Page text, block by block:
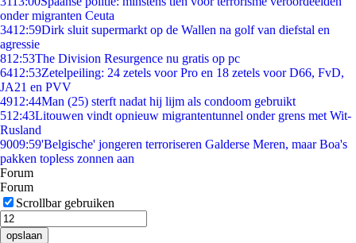
onder migranten Ceuta
3412:59Dirk sluit supermarkt op de Wallen na golf van diefstal en
agressie
812:53The Division Resurgence nu gratis op pc
6412:53Zetelpeiling: 24 zetels voor Pro en 18 zetels voor D66, FvD,
JA21 en PVV
4912:44Man (25) sterft nadat hij lijm als condoom gebruikt
512:43Litouwen vindt opnieuw migrantentunnel onder grens met Wit-
Rusland
9009:59'Belgische' jongeren terroriseren Galderse Meren, maar Boa's
pakken topless zonnen aan
Forum
Forum
Scrollbar gebruiken
opslaan